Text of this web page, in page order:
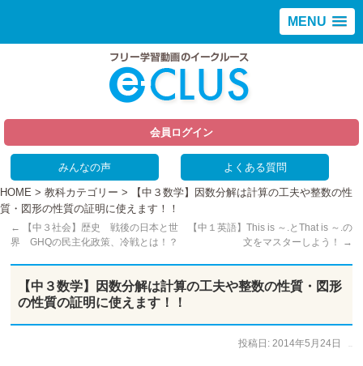
MENU
会員ログイン
みんなの声 よくある質問
HOME > 教科カテゴリー > 【中３数学】因数分解は計算の工夫や整数の性
質・図形の性質の証明に使えます！！
←
【中３社会】歴史 戦後の日本と世
界 GHQの民主化政策、冷戦とは！？
【中１英語】This is ～.とThat is ～.の
文をマスターしよう！
→
【中３数学】因数分解は計算の工夫や整数の性質・図形
の性質の証明に使えます！！
投稿日: 2014年5月24日